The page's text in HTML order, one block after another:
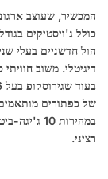
המכשיר, שעוצב
הול חדשניים בעלי
במהירות
רציני.